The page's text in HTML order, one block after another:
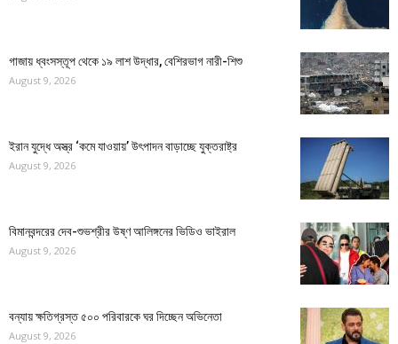
গাজায় ধ্বংসস্তূপ থেকে ১৯ লাশ উদ্ধার, বেশিরভাগ নারী-শিশু
August 9, 2026
ইরান যুদ্ধে অস্ত্র ‘কমে যাওয়ায়’ উৎপাদন বাড়াচ্ছে যুক্তরাষ্ট্র
August 9, 2026
বিমানবন্দরের দেব-শুভশ্রীর উষ্ণ আলিঙ্গনের ভিডিও ভাইরাল
August 9, 2026
বন্যায় ক্ষতিগ্রস্ত ৫০০ পরিবারকে ঘর দিচ্ছেন অভিনেতা
August 9, 2026